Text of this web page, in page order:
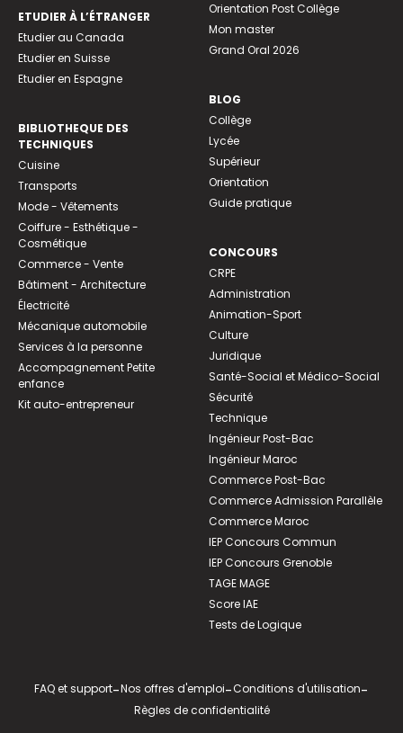
ETUDIER À L’ÉTRANGER
Etudier au Canada
Etudier en Suisse
Etudier en Espagne
BIBLIOTHEQUE DES
TECHNIQUES
Cuisine
Transports
Mode - Vêtements
Coiffure - Esthétique -
Cosmétique
Commerce - Vente
Bâtiment - Architecture
Électricité
Mécanique automobile
Services à la personne
Accompagnement Petite
enfance
Kit auto-entrepreneur
Orientation Post Collège
Mon master
Grand Oral 2026
BLOG
Collège
Lycée
Supérieur
Orientation
Guide pratique
CONCOURS
CRPE
Administration
Animation-Sport
Culture
Juridique
Santé-Social et Médico-Social
Sécurité
Technique
Ingénieur Post-Bac
Ingénieur Maroc
Commerce Post-Bac
Commerce Admission Parallèle
Commerce Maroc
IEP Concours Commun
IEP Concours Grenoble
TAGE MAGE
Score IAE
Tests de Logique
FAQ et support-Nos offres d'emploi-Conditions d'utilisation-
Règles de confidentialité